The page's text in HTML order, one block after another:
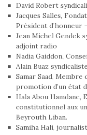
David Robert
Jacques Salles,
Président d’honneur
Jean Michel Gendek
adjoint radio
Nadia Gaiddon,
Alain Buaz
Samar Saad,
promotion d’un état
Hala Abou
constitutionnel aux
Beyrouth Liban.
Samiha Hali,